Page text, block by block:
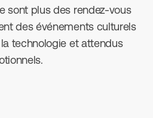
sont plus des rendez-vous
des événements culturels
technologie et attendus